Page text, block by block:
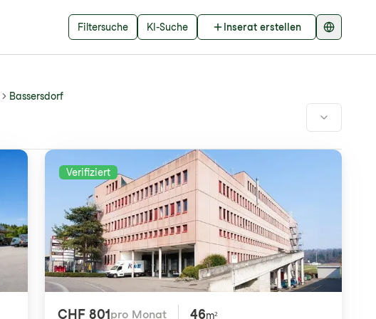
Filtersuche KI-Suche Inserat erstellen
Bassersdorf
Verifiziert
CHF 801 pro Monat 46m²